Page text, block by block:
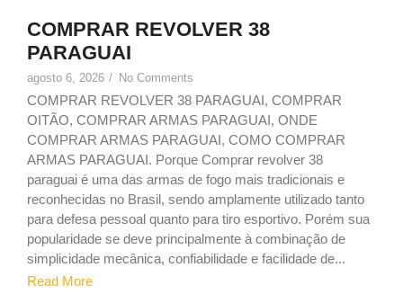
COMPRAR REVOLVER 38
PARAGUAI
agosto 6, 2026 / No Comments
COMPRAR REVOLVER 38 PARAGUAI, COMPRAR
OITÃO, COMPRAR ARMAS PARAGUAI, ONDE
COMPRAR ARMAS PARAGUAI, COMO COMPRAR
ARMAS PARAGUAI. Porque Comprar revolver 38
paraguai é uma das armas de fogo mais tradicionais e
reconhecidas no Brasil, sendo amplamente utilizado tanto
para defesa pessoal quanto para tiro esportivo. Porém sua
popularidade se deve principalmente à combinação de
simplicidade mecânica, confiabilidade e facilidade de...
Read More